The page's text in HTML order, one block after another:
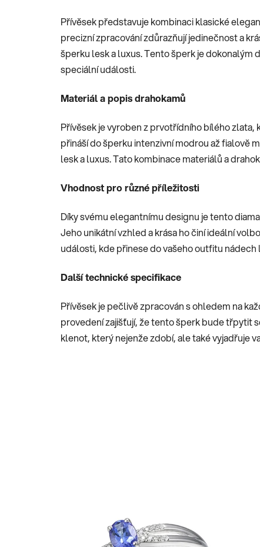
Přívěsek představuje kombinaci klasické
precizní zpracování zdůrazňují jedinečnost a
šperku lesk a luxus. Tento šperk je dokonalým
speciální události.
Materiál a popis drahokamů
Přívěsek je vyroben z prvotřídního bílého zlata,
přináší do šperku intenzivní modrou až fialově
lesk a luxus. Tato kombinace materiálů a
Vhodnost pro různé příležitosti
Díky svému elegantnímu designu je tento
Jeho unikátní vzhled a krása ho činí ideální
události, kde přinese do vašeho outfitu nádech
Další technické specifikace
Přívěsek je pečlivě zpracován s ohledem na
provedení zajišťují, že tento šperk bude třpytit
klenot, který nejenže zdobí, ale také vyjadřuje